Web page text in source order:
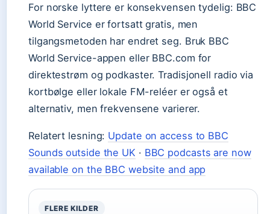
For norske lyttere er konsekvensen tydelig: BBC
World Service er fortsatt gratis, men
tilgangsmetoden har endret seg. Bruk BBC
World Service-appen eller BBC.com for
direktestrøm og podkaster. Tradisjonell radio via
kortbølge eller lokale FM-reléer er også et
alternativ, men frekvensene varierer.
Relatert lesning: Update on access to BBC
Sounds outside the UK · BBC podcasts are now
available on the BBC website and app
FLERE KILDER